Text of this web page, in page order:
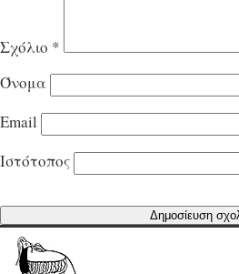
Σχόλιο *
Όνομα
Email
Ιστότοπος